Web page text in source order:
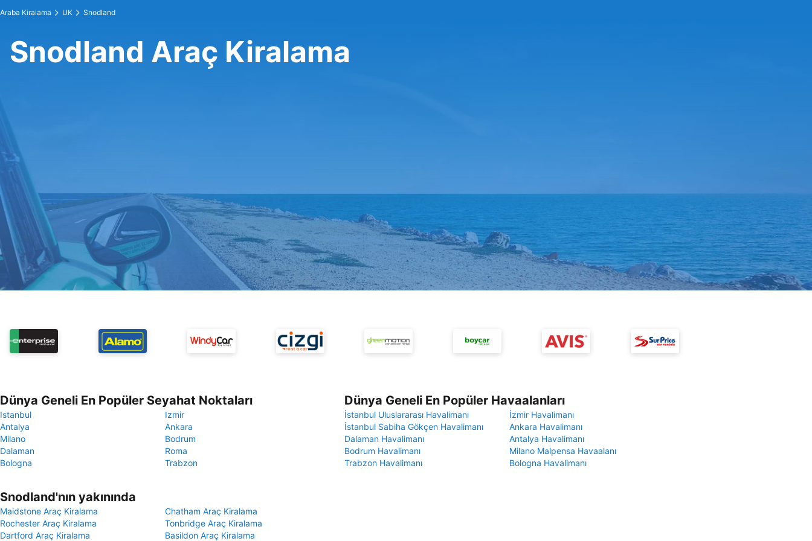
Araba Kiralama UK Snodland
Snodland Araç Kiralama
Dünya Geneli En Popüler Seyahat Noktaları
Istanbul
Izmir
Antalya
Ankara
Milano
Bodrum
Dalaman
Roma
Bologna
Trabzon
Dünya Geneli En Popüler Havaalanları
İstanbul Uluslararası Havalimanı
İzmir Havalimanı
İstanbul Sabiha Gökçen Havalimanı
Ankara Havalimanı
Dalaman Havalimanı
Antalya Havalimanı
Bodrum Havalimanı
Milano Malpensa Havaalanı
Trabzon Havalimanı
Bologna Havalimanı
Snodland'nın yakınında
Maidstone Araç Kiralama
Chatham Araç Kiralama
Rochester Araç Kiralama
Tonbridge Araç Kiralama
Dartford Araç Kiralama
Basildon Araç Kiralama